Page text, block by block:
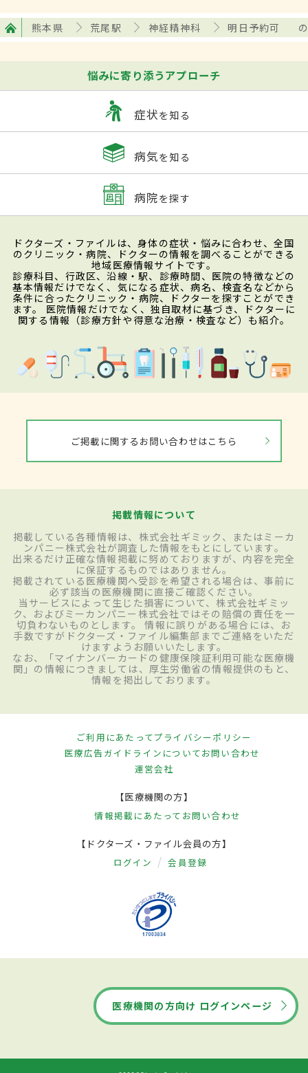
熊本県 荒尾駅 神経精神科 明日予約可
悩みに寄り添うアプローチ
症状を知る
病気を知る
病院を探す
ドクターズ・ファイルは、身体の症状・悩みに合わせ、全国
のクリニック・病院、ドクターの情報を調べることができる
地域医療情報サイトです。
診療科目、行政区、沿線・駅、診療時間、医院の特徴などの
基本情報だけでなく、気になる症状、病名、検査名などから
条件に合ったクリニック・病院、ドクターを探すことができ
ます。 医院情報だけでなく、独自取材に基づき、ドクターに
関する情報（診療方針や得意な治療・検査など）も紹介。
ご掲載に関するお問い合わせはこちら
掲載情報について
掲載している各種情報は、株式会社ギミック、またはミーカ
ンパニー株式会社が調査した情報をもとにしています。
出来るだけ正確な情報掲載に努めておりますが、内容を完全
に保証するものではありません。
掲載されている医療機関へ受診を希望される場合は、事前に
必ず該当の医療機関に直接ご確認ください。
当サービスによって生じた損害について、株式会社ギミッ
ク、およびミーカンパニー株式会社ではその賠償の責任を一
切負わないものとします。 情報に誤りがある場合には、お
手数ですがドクターズ・ファイル編集部までご連絡をいただ
けますようお願いいたします。
なお、「マイナンバーカードの健康保険証利用可能な医療機
関」の情報につきましては、厚生労働省の情報提供のもと、
情報を掲出しております。
ご利用にあたってプライバシーポリシー
医療広告ガイドラインについてお問い合わせ
運営会社
【医療機関の方】
情報掲載にあたって お問い合わせ
【ドクターズ・ファイル会員の方】
ログイン 会員登録
医療機関の方向け ログインページ